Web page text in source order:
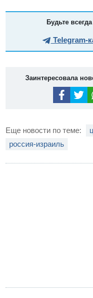
Будьте
Telegram-
Заинтересовала
Еще новости по теме:
россия-израиль